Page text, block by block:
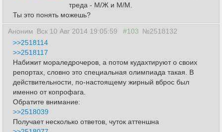
треда - М/Ж и М/М.
Ты это понять можешь?
Аноним Вск 10 Авг 2014 19:05:59 #103 №2518132
>>2518114
>>2518117
Набижит мораледрочеров, а потом кудахтируют о своих
репортах, словно это специальная олимпиада такая. В
действительности, по-настоящему жирный вброс был
именно от копрофага.
Обратите внимание:
>>2518039
Получает несколько ответов, чуток аттеншна